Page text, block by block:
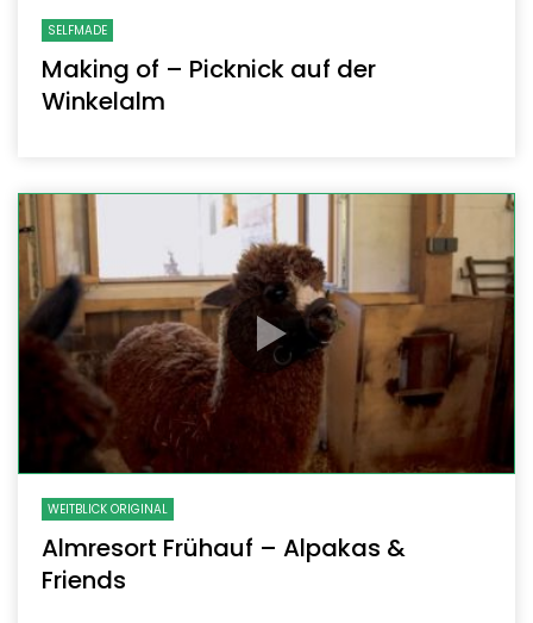
SELFMADE
Making of – Picknick auf der
Winkelalm
WEITBLICK ORIGINAL
Almresort Frühauf – Alpakas &
Friends